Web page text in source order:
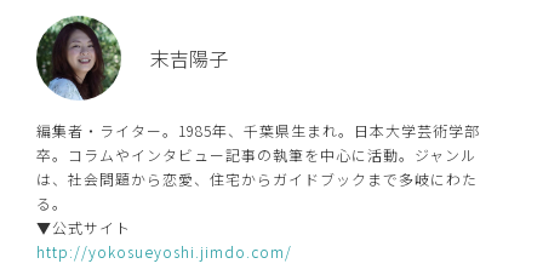
末吉陽子
編集者・ライター。1985年、千葉県生まれ。日本大学芸術学部
卒。コラムやインタビュー記事の執筆を中心に活動。ジャンル
は、社会問題から恋愛、住宅からガイドブックまで多岐にわた
る。
▼公式サイト
http://yokosueyoshi.jimdo.com/